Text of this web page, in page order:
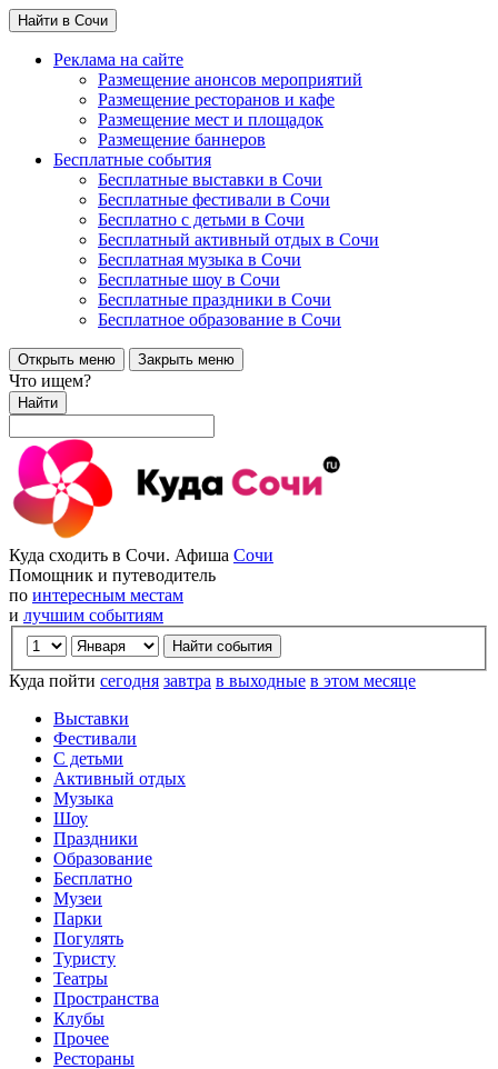
Найти в Сочи
Реклама на сайте
Размещение анонсов мероприятий
Размещение ресторанов и кафе
Размещение мест и площадок
Размещение баннеров
Бесплатные события
Бесплатные выставки в Сочи
Бесплатные фестивали в Сочи
Бесплатно с детьми в Сочи
Бесплатный активный отдых в Сочи
Бесплатная музыка в Сочи
Бесплатные шоу в Сочи
Бесплатные праздники в Сочи
Бесплатное образование в Сочи
Открыть меню Закрыть меню
Что ищем?
Найти
Куда сходить в Сочи. Афиша Сочи
Помощник и путеводитель
по интересным местам
и лучшим событиям
Куда пойти сегодня завтра в выходные в этом месяце
Выставки
Фестивали
С детьми
Активный отдых
Музыка
Шоу
Праздники
Образование
Бесплатно
Музеи
Парки
Погулять
Туристу
Театры
Пространства
Клубы
Прочее
Рестораны